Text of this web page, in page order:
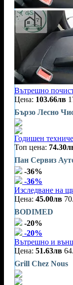
Вътрешно
Цена: 103.66лв
Бързо Лесно
Годишен
Топ цена:
Пан Сервиз
-36%
-36%
Изследване на
Цена: 45.00лв
BODIMED
-20%
-20%
Вътрешно и
Цена: 51.63лв
Grill Chez Nous